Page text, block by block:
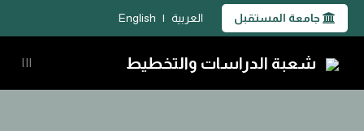
جامعة المستقبل العربية |
English
شعبة الدراسات والتخطيط |||